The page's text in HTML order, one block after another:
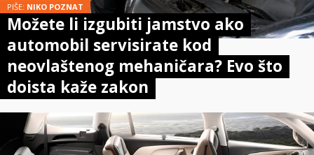
PIŠE: NIKO POZNAT
Možete li izgubiti jamstvo ako
automobil servisirate kod
neovlaštenog mehaničara? Evo što
doista kaže zakon